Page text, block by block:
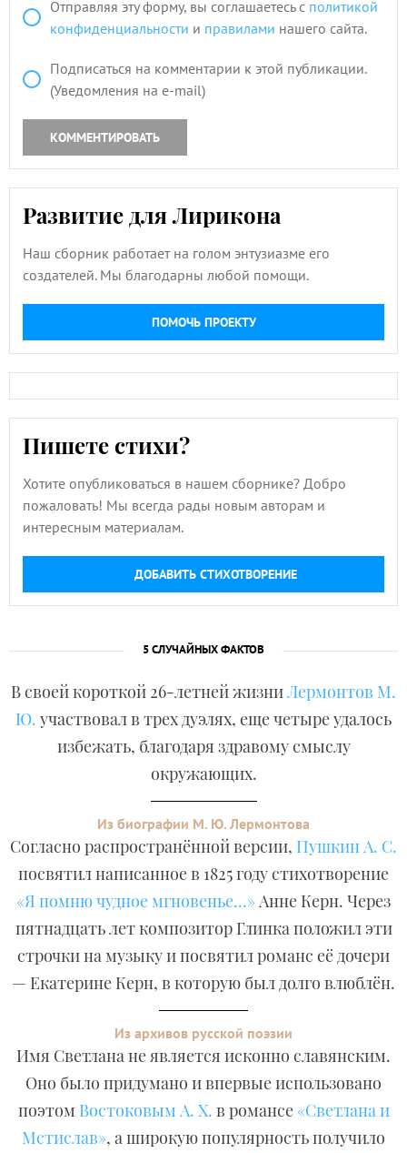
Отправляя эту форму, вы соглашаетесь с политикой
конфиденциальности и правилами нашего сайта.
Подписаться на комментарии к этой публикации.
(Уведомления на e-mail)
КОММЕНТИРОВАТЬ
Развитие для Лирикона
Наш сборник работает на голом энтузиазме его
создателей. Мы благодарны любой помощи.
ПОМОЧЬ ПРОЕКТУ
Пишете стихи?
Хотите опубликоваться в нашем сборнике? Добро
пожаловать! Мы всегда рады новым авторам и
интересным материалам.
ДОБАВИТЬ СТИХОТВОРЕНИЕ
5 СЛУЧАЙНЫХ ФАКТОВ
В своей короткой 26-летней жизниЛермонтов М.
Ю. участвовал в трех дуэлях, еще четыре удалось
избежать, благодаря здравому смыслу
окружающих.
Из биографии М. Ю. Лермонтова
Согласно распространённой версии, Пушкин А. С.
посвятил написанное в 1825 году стихотворение
«Я помню чудное мгновенье...»Анне Керн. Через
пятнадцать лет композитор Глинка положил эти
строчки на музыку и посвятил романс её дочери
— Екатерине Керн, в которую был долго влюблён.
Из архивов русской поэзии
Имя Светлана не является исконно славянским.
Оно было придумано и впервые использовано
поэтом Востоковым А. Х. в романсе«Светлана и
Мстислав», а широкую популярность получило